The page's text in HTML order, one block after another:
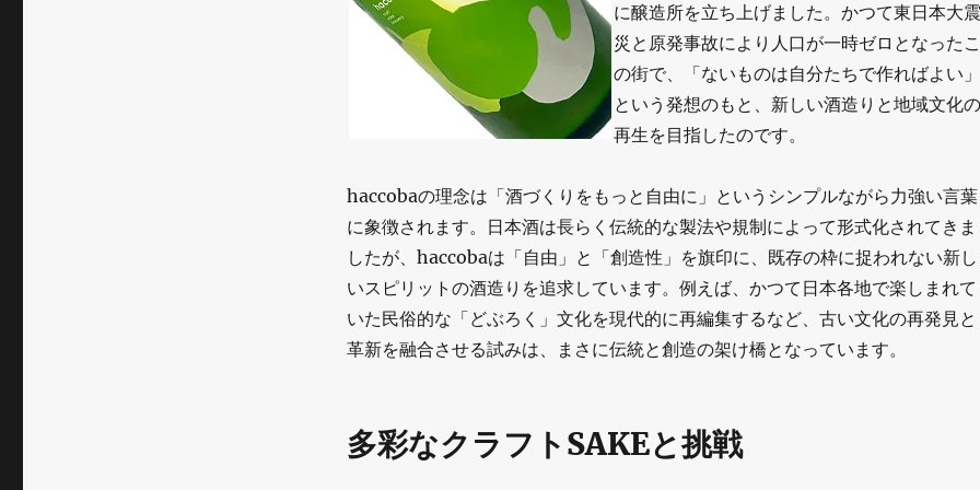
に醸造所を立ち上げました。かつて東日本大震
災と原発事故により人口が一時ゼロとなったこ
の街で、「ないものは自分たちで作ればよい」
という発想のもと、新しい酒造りと地域文化の
再生を目指したのです。
haccobaの理念は「酒づくりをもっと自由に」というシンプルながら力強い言葉
に象徴されます。日本酒は長らく伝統的な製法や規制によって形式化されてきま
したが、haccobaは「自由」と「創造性」を旗印に、既存の枠に捉われない新し
いスピリットの酒造りを追求しています。例えば、かつて日本各地で楽しまれて
いた民俗的な「どぶろく」文化を現代的に再編集するなど、古い文化の再発見と
革新を融合させる試みは、まさに伝統と創造の架け橋となっています。
多彩なクラフトSAKEと挑戦